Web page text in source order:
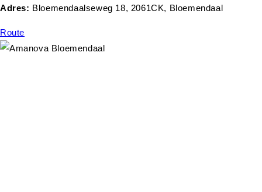
Adres: Bloemendaalseweg 18, 2061CK, Bloemendaal
Route